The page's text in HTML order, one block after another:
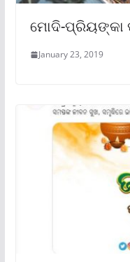
ମୋଦି-ପ୍ରିୟଙ୍କା
January 23, 2019